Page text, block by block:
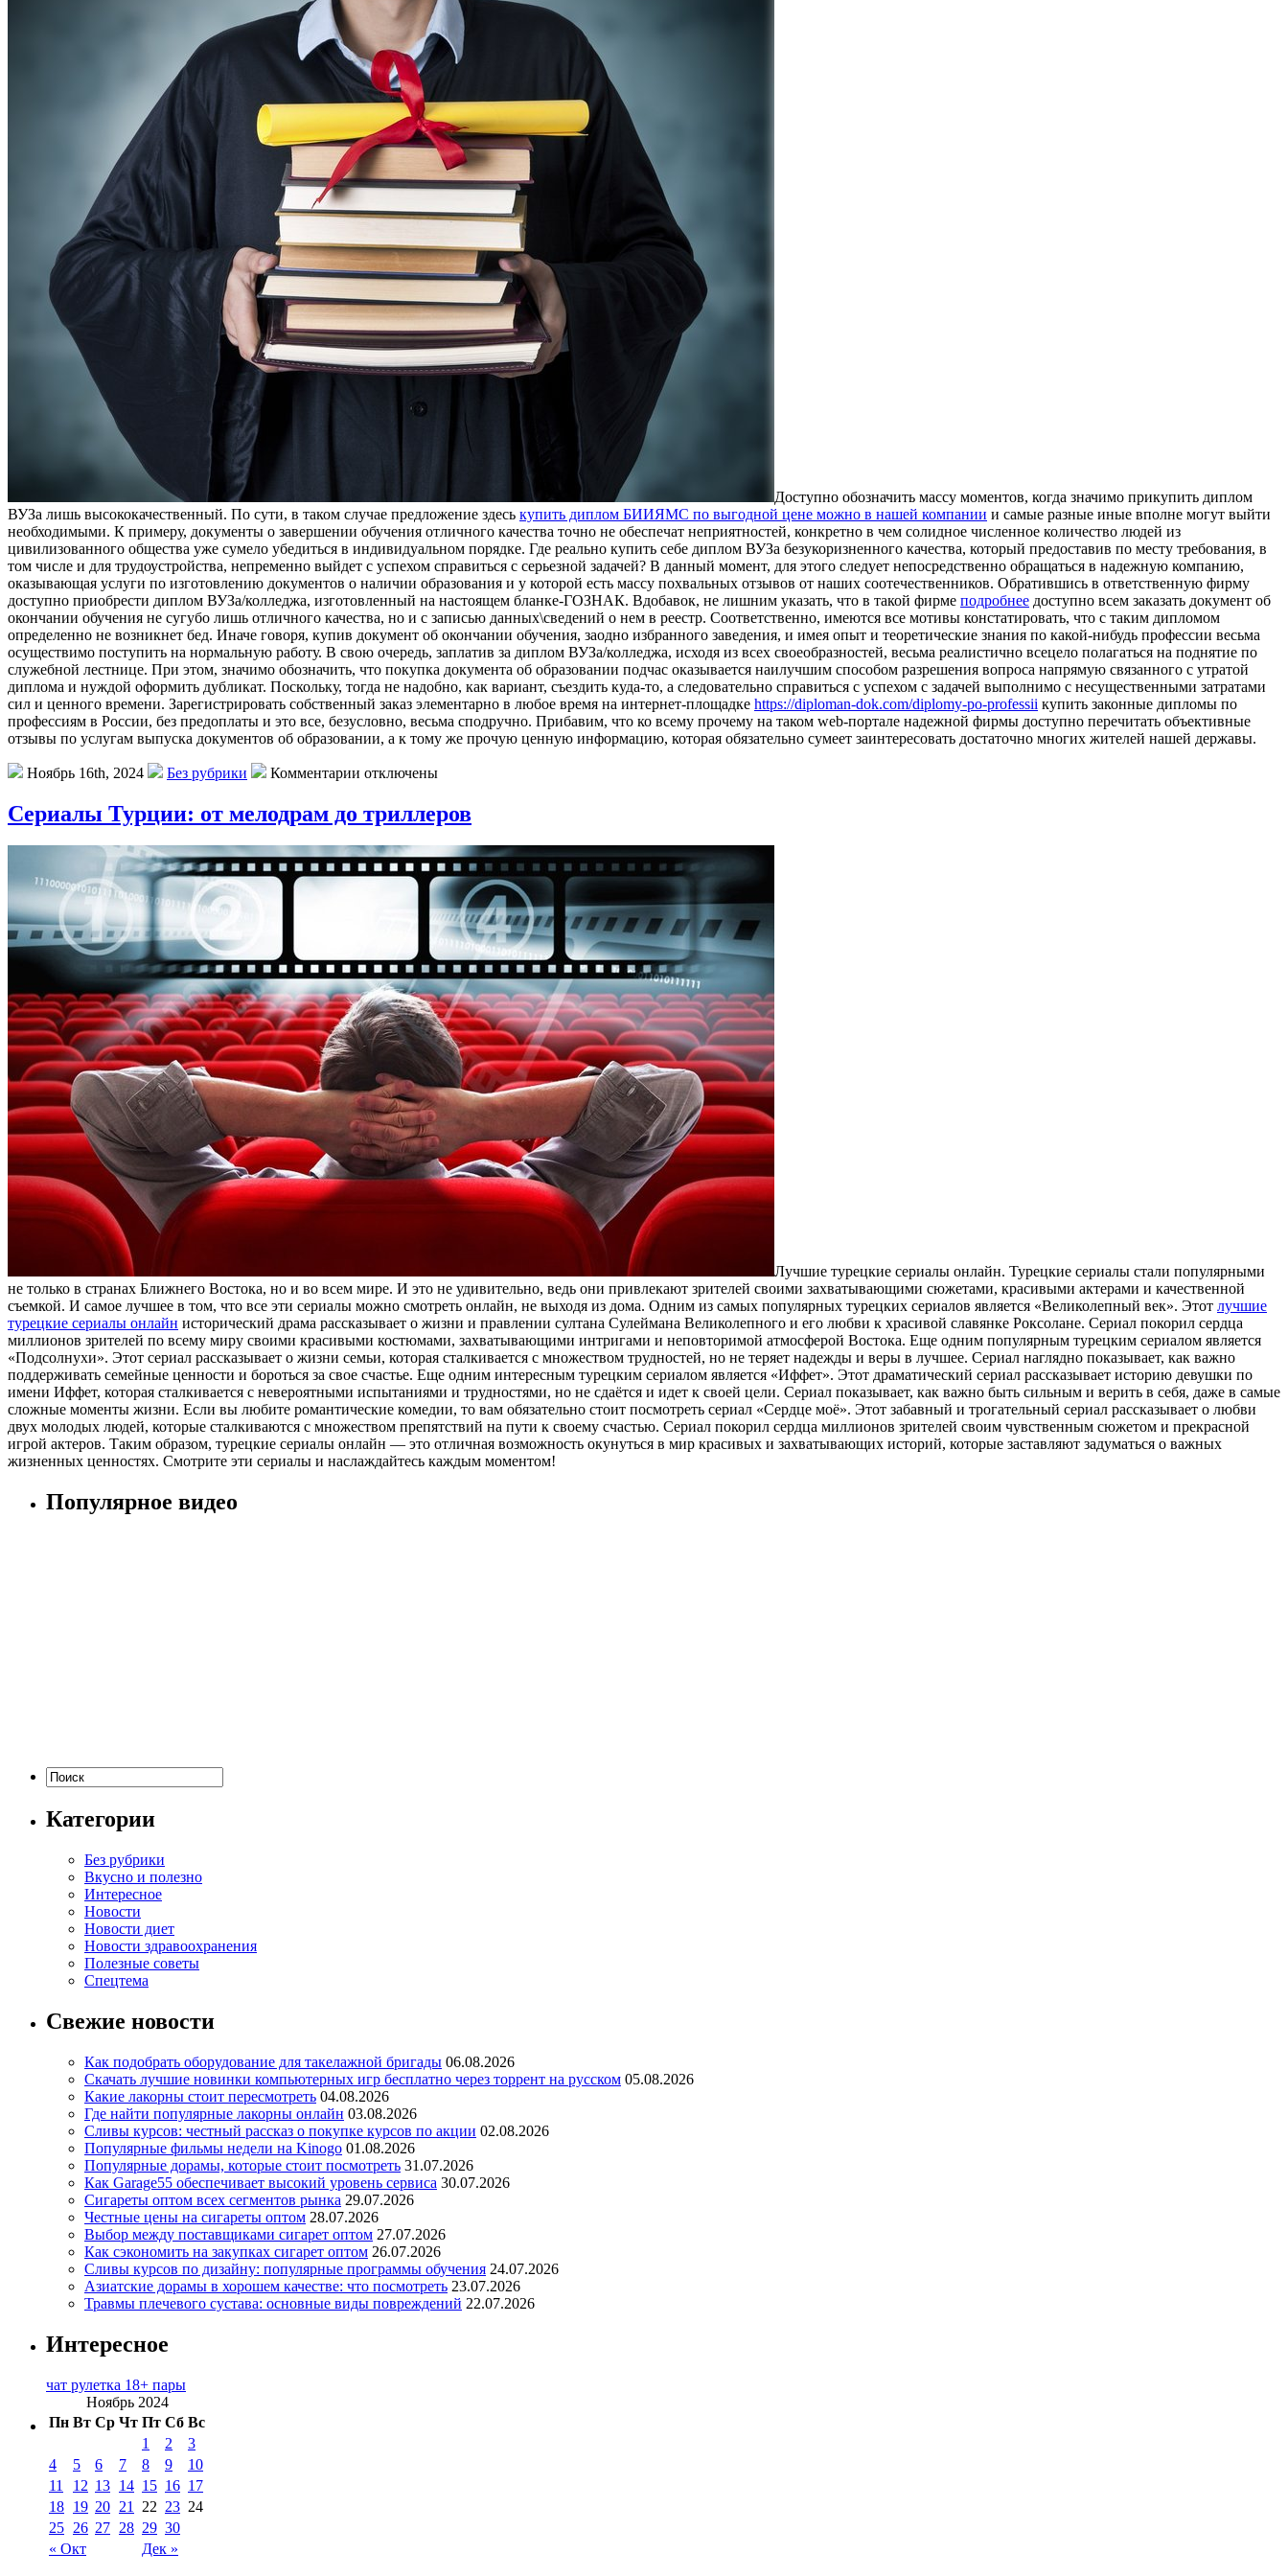
Доступно обозначить массу моментов, когда значимо прикупить диплом
ВУЗа лишь высококачественный. По сути, в таком случае предложение здесь купить диплом БИИЯМС по выгодной цене можно в нашей компании и самые разные иные вполне могут выйти
необходимыми. К примеру, документы о завершении обучения отличного качества точно не обеспечат неприятностей, конкретно в чем солидное численное количество людей из
цивилизованного общества уже сумело убедиться в индивидуальном порядке. Где реально купить себе диплом ВУЗа безукоризненного качества, который предоставив по месту требования, в
том числе и для трудоустройства, непременно выйдет с успехом справиться с серьезной задачей? В данный момент, для этого следует непосредственно обращаться в надежную компанию,
оказывающая услуги по изготовлению документов о наличии образования и у которой есть массу похвальных отзывов от наших соотечественников. Обратившись в ответственную фирму
доступно приобрести диплом ВУЗа/колледжа, изготовленный на настоящем бланке-ГОЗНАК. Вдобавок, не лишним указать, что в такой фирме подробнее доступно всем заказать документ об
окончании обучения не сугубо лишь отличного качества, но и с записью данных\сведений о нем в реестр. Соответственно, имеются все мотивы констатировать, что с таким дипломом
определенно не возникнет бед. Иначе говоря, купив документ об окончании обучения, заодно избранного заведения, и имея опыт и теоретические знания по какой-нибудь профессии весьма
осуществимо поступить на нормальную работу. В свою очередь, заплатив за диплом ВУЗа/колледжа, исходя из всех своеобразностей, весьма реалистично всецело полагаться на поднятие по
служебной лестнице. При этом, значимо обозначить, что покупка документа об образовании подчас оказывается наилучшим способом разрешения вопроса напрямую связанного с утратой
диплома и нуждой оформить дубликат. Поскольку, тогда не надобно, как вариант, съездить куда-то, а следовательно справиться с успехом с задачей выполнимо с несущественными затратами
сил и ценного времени. Зарегистрировать собственный заказ элементарно в любое время на интернет-площадке https://diploman-dok.com/diplomy-po-professii купить законные дипломы по
профессиям в России, без предоплаты и это все, безусловно, весьма сподручно. Прибавим, что ко всему прочему на таком web-портале надежной фирмы доступно перечитать объективные
отзывы по услугам выпуска документов об образовании, а к тому же прочую ценную информацию, которая обязательно сумеет заинтересовать достаточно многих жителей нашей державы.
Ноябрь 16th, 2024 Без рубрики Комментарии отключены
Сериалы Турции: от мелодрам до триллеров
Лучшие турецкие сериалы онлайн. Турецкие сериалы стали популярными
не только в странах Ближнего Востока, но и во всем мире. И это не удивительно, ведь они привлекают зрителей своими захватывающими сюжетами, красивыми актерами и качественной
съемкой. И самое лучшее в том, что все эти сериалы можно смотреть онлайн, не выходя из дома. Одним из самых популярных турецких сериалов является «Великолепный век». Этот лучшие
турецкие сериалы онлайн исторический драма рассказывает о жизни и правлении султана Сулеймана Великолепного и его любви к храсивой славянке Роксолане. Сериал покорил сердца
миллионов зрителей по всему миру своими красивыми костюмами, захватывающими интригами и неповторимой атмосферой Востока. Еще одним популярным турецким сериалом является
«Подсолнухи». Этот сериал рассказывает о жизни семьи, которая сталкивается с множеством трудностей, но не теряет надежды и веры в лучшее. Сериал наглядно показывает, как важно
поддерживать семейные ценности и бороться за свое счастье. Еще одним интересным турецким сериалом является «Иффет». Этот драматический сериал рассказывает историю девушки по
имени Иффет, которая сталкивается с невероятными испытаниями и трудностями, но не сдаётся и идет к своей цели. Сериал показывает, как важно быть сильным и верить в себя, даже в самые
сложные моменты жизни. Если вы любите романтические комедии, то вам обязательно стоит посмотреть сериал «Сердце моё». Этот забавный и трогательный сериал рассказывает о любви
двух молодых людей, которые сталкиваются с множеством препятствий на пути к своему счастью. Сериал покорил сердца миллионов зрителей своим чувственным сюжетом и прекрасной
игрой актеров. Таким образом, турецкие сериалы онлайн — это отличная возможность окунуться в мир красивых и захватывающих историй, которые заставляют задуматься о важных
жизненных ценностях. Смотрите эти сериалы и наслаждайтесь каждым моментом!
Популярное видео
Категории
Без рубрики
Вкусно и полезно
Интересное
Новости
Новости диет
Новости здравоохранения
Полезные советы
Спецтема
Свежие новости
Как подобрать оборудование для такелажной бригады 06.08.2026
Скачать лучшие новинки компьютерных игр бесплатно через торрент на русском 05.08.2026
Какие лакорны стоит пересмотреть 04.08.2026
Где найти популярные лакорны онлайн 03.08.2026
Сливы курсов: честный рассказ о покупке курсов по акции 02.08.2026
Популярные фильмы недели на Kinogo 01.08.2026
Популярные дорамы, которые стоит посмотреть 31.07.2026
Как Garage55 обеспечивает высокий уровень сервиса 30.07.2026
Сигареты оптом всех сегментов рынка 29.07.2026
Честные цены на сигареты оптом 28.07.2026
Выбор между поставщиками сигарет оптом 27.07.2026
Как сэкономить на закупках сигарет оптом 26.07.2026
Сливы курсов по дизайну: популярные программы обучения 24.07.2026
Азиатские дорамы в хорошем качестве: что посмотреть 23.07.2026
Травмы плечевого сустава: основные виды повреждений 22.07.2026
Интересное
чат рулетка 18+ пары
Ноябрь 2024
Пн Вт Ср Чт Пт Сб Вс
« Окт Дек »
1 2
3
4
5 6 7 8 9
10
11
12 13 14 15 16 17
18 19 20 21 22 23 24
25 26 27 28 29 30